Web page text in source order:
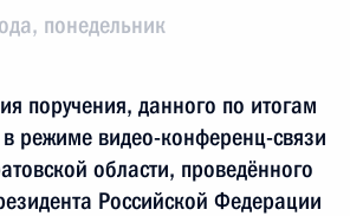
понедельник
поручения, данного по итогам
режиме видео-конференц-связи
области, проведённого
Российской Федерации